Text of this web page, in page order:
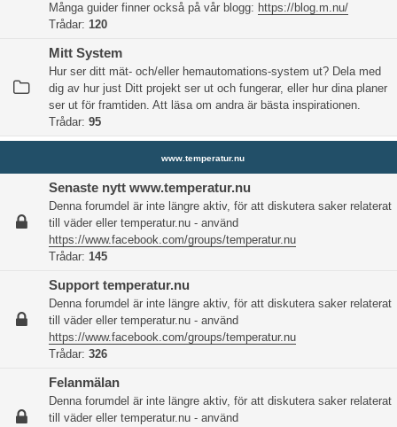
Många guider finner också på vår blogg: https://blog.m.nu/
Trådar: 120
Mitt System
Hur ser ditt mät- och/eller hemautomations-system ut? Dela med
dig av hur just Ditt projekt ser ut och fungerar, eller hur dina planer
ser ut för framtiden. Att läsa om andra är bästa inspirationen.
Trådar: 95
www.temperatur.nu
Senaste nytt www.temperatur.nu
Denna forumdel är inte längre aktiv, för att diskutera saker relaterat
till väder eller temperatur.nu - använd
https://www.facebook.com/groups/temperatur.nu
Trådar: 145
Support temperatur.nu
Denna forumdel är inte längre aktiv, för att diskutera saker relaterat
till väder eller temperatur.nu - använd
https://www.facebook.com/groups/temperatur.nu
Trådar: 326
Felanmälan
Denna forumdel är inte längre aktiv, för att diskutera saker relaterat
till väder eller temperatur.nu - använd